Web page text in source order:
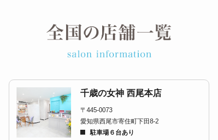
千歳の女神 西尾本店
〒445-0073
愛知県西尾市寄住町下田8-2
駐車場６台あり